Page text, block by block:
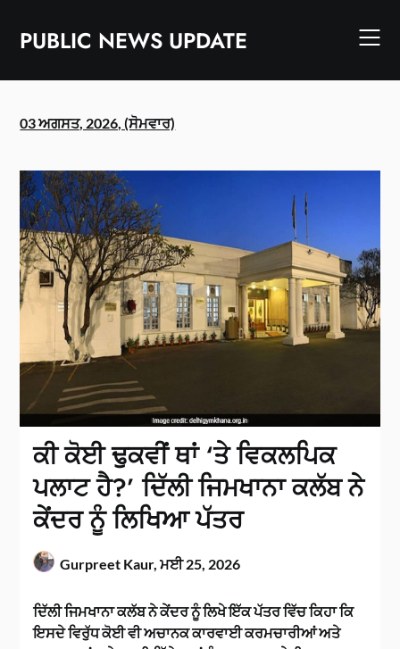
contentPUBLIC NEWS UPDATE
03 ਅਗਸਤ, 2026, (ਸੋਮਵਾਰ)
ਕੀ ਕੋਈ ਢੁਕਵੀਂ ਥਾਂ ‘ਤੇ ਵਿਕਲਪਿਕ
ਪਲਾਟ ਹੈ?’ ਦਿੱਲੀ ਜਿਮਖਾਨਾ ਕਲੱਬ ਨੇ
ਕੇਂਦਰ ਨੂੰ ਲਿਖਿਆ ਪੱਤਰ
Gurpreet Kaur,ਮਈ 25, 2026
ਦਿੱਲੀ ਜਿਮਖਾਨਾ ਕਲੱਬ ਨੇ ਕੇਂਦਰ ਨੂੰ ਲਿਖੇ ਇੱਕ ਪੱਤਰ ਵਿੱਚ ਕਿਹਾ ਕਿ
ਇਸਦੇ ਵਿਰੁੱਧ ਕੋਈ ਵੀ ਅਚਾਨਕ ਕਾਰਵਾਈ ਕਰਮਚਾਰੀਆਂ ਅਤੇ